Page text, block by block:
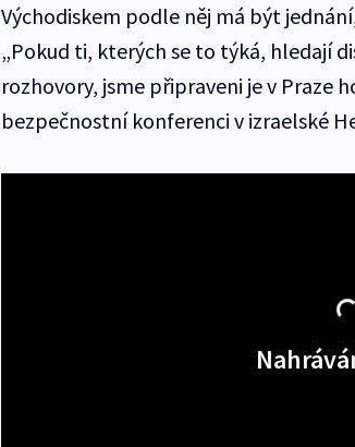
Východiskem podle něj má být
„Pokud ti, kterých se to týká, hledají
rozhovory, jsme připraveni je v Praze
bezpečnostní konferenci v izraelské